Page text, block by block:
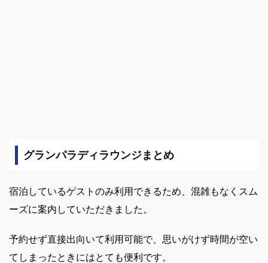
グランパラディラウンジまとめ
宿泊しているゲストのみ利用できるため、混雑もなくスム
ーズに案内していただきました。
予約せず直接出向いて利用可能で、思いがけず時間が空い
てしまったときにはとても便利です。